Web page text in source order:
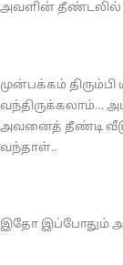
அவளின் தீண்டலில்
முன்பக்கம்
வந்திருக்கலாம்…
அவனைத் தீண்டி
வந்தாள்..
இதோ இப்போதும்